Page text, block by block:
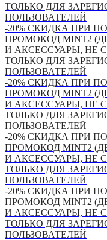
ТОЛЬКО ДЛЯ
ПОЛЬЗОВАТЕЛЕЙ
-20% СКИДКА ПРИ
ПРОМОКОД MINT2
И АКСЕССУАРЫ, НЕ
ТОЛЬКО ДЛЯ
ПОЛЬЗОВАТЕЛЕЙ
-20% СКИДКА ПРИ
ПРОМОКОД MINT2
И АКСЕССУАРЫ, НЕ
ТОЛЬКО ДЛЯ
ПОЛЬЗОВАТЕЛЕЙ
-20% СКИДКА ПРИ
ПРОМОКОД MINT2
И АКСЕССУАРЫ, НЕ
ТОЛЬКО ДЛЯ
ПОЛЬЗОВАТЕЛЕЙ
-20% СКИДКА ПРИ
ПРОМОКОД MINT2
И АКСЕССУАРЫ, НЕ
ТОЛЬКО ДЛЯ
ПОЛЬЗОВАТЕЛЕЙ